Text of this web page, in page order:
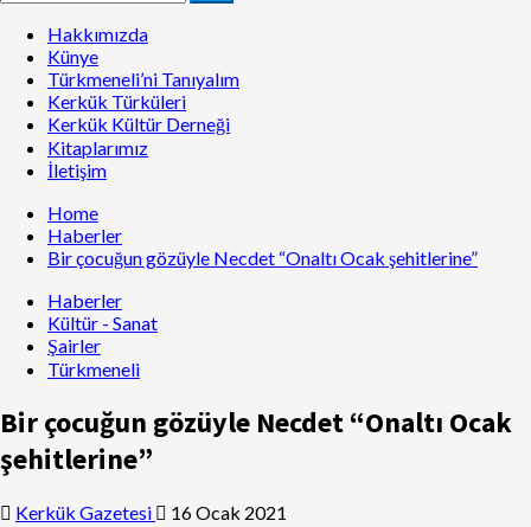
Hakkımızda
Künye
Türkmeneli’ni Tanıyalım
Kerkük Türküleri
Kerkük Kültür Derneği
Kitaplarımız
İletişim
Home
Haberler
Bir çocuğun gözüyle Necdet “Onaltı Ocak şehitlerine”
Haberler
Kültür - Sanat
Şairler
Türkmeneli
Bir çocuğun gözüyle Necdet “Onaltı Ocak
şehitlerine”
Kerkük Gazetesi 16 Ocak 2021